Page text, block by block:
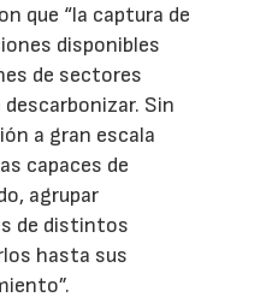
que “la captura de
disponibles
de sectores
Sin
a gran escala
capaces de
agrupar
de distintos
hasta sus